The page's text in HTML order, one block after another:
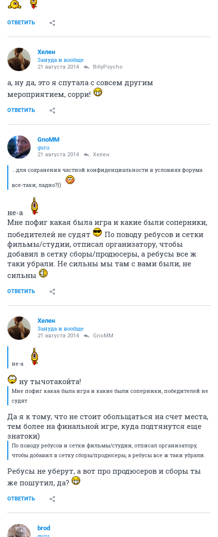
ОТВЕТИТЬ
Хелен
Зануда и вообще
21 августа 2014 BillyPsycho
а, ну да, это я спутала с совсем другим
мероприятием, сорри!
ОТВЕТИТЬ
GnoMM
guru
21 августа 2014 Хелен
...для сохранения частной конфиденциальности в условиях форума
все-таки, ладно?))
не-а
Мне пофиг какая была игра и какие были соперники,
победителей не судят
По поводу ребусов и сетки
фильмы/студии, отписал организатору, чтобы
добавил в сетку сборы/продюсеры, а ребусы все ж
таки убрали. Не сильны мы там с вами были, не
сильны
ОТВЕТИТЬ
Хелен
Зануда и вообще
21 августа 2014 GnoMM
не-а
ну тычотакойта!
Мне пофиг какая была игра и какие были соперники, победителей не
судят
Да я к тому, что не стоит обольщаться на счет места,
тем более на финальной игре, куда подтянутся еще
знатоки)
По поводу ребусов и сетки фильмы/студии, отписал организатору,
чтобы добавил в сетку сборы/продюсеры, а ребусы все ж таки убрали.
Ребусы не уберут, а вот про продюсеров и сборы ты
же пошутил, да?
ОТВЕТИТЬ
brod